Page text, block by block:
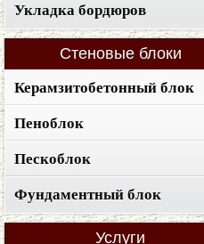
Укладка бордюров
Стеновыеблоки
Керамзитобетонный блок
Пеноблок
Пескоблок
Фундаментный блок
Услуги